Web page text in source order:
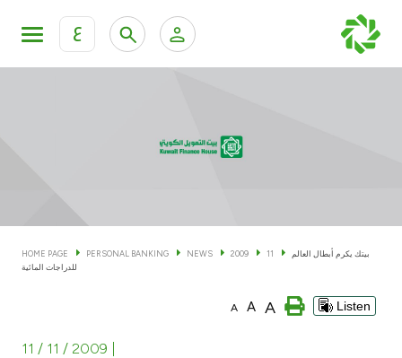
ع
KFH Online Corporate Banking Services
Cards
Banking Tiers
HOME PAGE PERSONAL BANKING NEWS 2009 11
بيتك يكرم أبطال العالم
للدراجات المائية
A A A Listen
11 / 11 / 2009